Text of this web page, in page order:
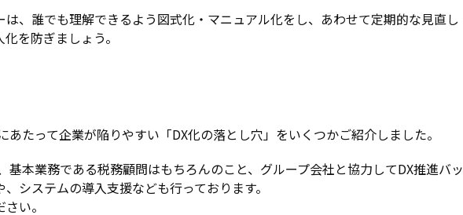
は、誰でも理解できるよう図式化・マニュアル化をし、あわせて定期的な見直し
を防ぎましょう。
あたって企業が陥りやすい「DX化の落とし穴」をいくつかご紹介しました。
基本業務である税務顧問はもちろんのこと、グループ会社と協力してDX推進バッ
システムの導入支援なども行っております。
い。